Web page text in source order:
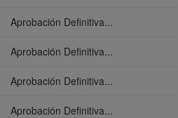
Aprobación Definitiva...
Aprobación Definitiva...
Aprobación Definitiva...
Aprobación Definitiva...